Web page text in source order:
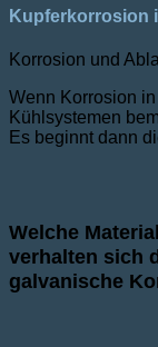
Kupferkorrosion
Korrosion und
Wenn Korrosion
Kühlsystemen
Es beginnt dann
Welche
verhalten sich
galvanische